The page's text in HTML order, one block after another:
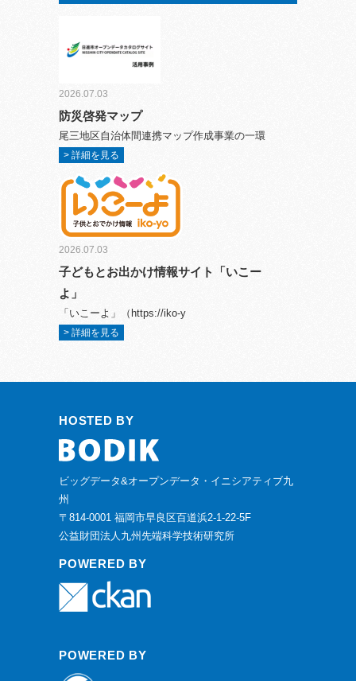
2026.07.03
防災啓発マップ
尾三地区自治体間連携マップ作成事業の一環
> 詳細を見る
2026.07.03
子どもとお出かけ情報サイト「いこー
よ」
「いこーよ」（https://iko-y
> 詳細を見る
HOSTED BY
ビッグデータ&オープンデータ・イニシアティブ九
州
〒814-0001 福岡市早良区百道浜2-1-22-5F
公益財団法人九州先端科学技術研究所
POWERED BY
POWERED BY